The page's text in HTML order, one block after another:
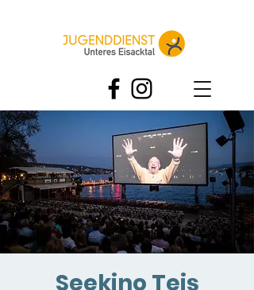
Seekino Teis